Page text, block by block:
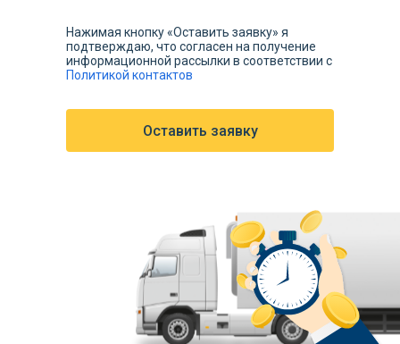
Нажимая кнопку «Оставить заявку» я
подтверждаю, что согласен на получение
информационной рассылки в соответствии c
Политикой контактов
Оставить заявку